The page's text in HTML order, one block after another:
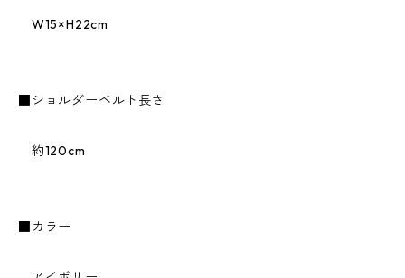
W15×H22cm
■ショルダーベルト長さ
約120cm
■カラー